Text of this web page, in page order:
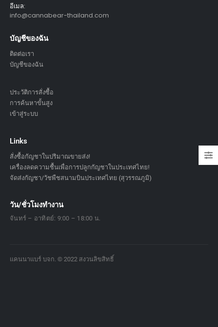
อีเมล:
info@cannabear-thailand.com
บัญชีของฉัน
ติดต่อเรา
บัญชีของฉัน
ประวัติการสั่งซื้อ
การค้นหาขั้นสูง
เข้าสู่ระบบ
Links
สั่งซื้อกัญชาในปริมาณขายส่ง!
เครื่องลดความชื้นเพื่อการปลูกกัญชาในประเทศไทย!
จัดส่งกัญชา/วัชพืชสนามบินประเทศไทย (สุวรรณภูมิ)
วัน/ชั่วโมงทำงาน
จันทร์ – อาทิตย์: 9:00 – 18:00 น.
แคนนาแบร์ บจก. © 2022 สงวนลิขสิทธิ์